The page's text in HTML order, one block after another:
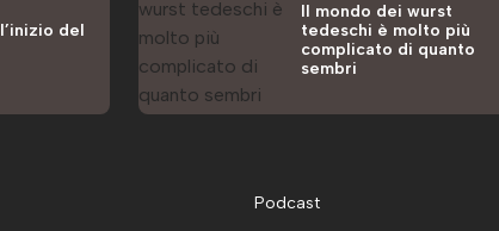
del
Il mondo dei wurst
tedeschi è molto più
complicato di quanto
sembri
Podcast